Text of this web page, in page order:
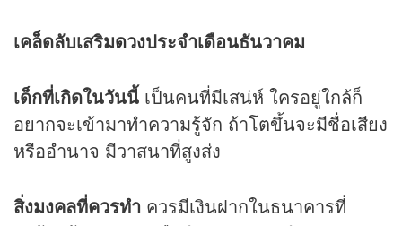
เคล็ดลับเสริมดวงประจำเดือนธันวาคม
เด็กที่เกิดในวันนี้ เป็นคนที่มีเสน่ห์ ใครอยู่ใกล้ก็
อยากจะเข้ามาทำความรู้จัก ถ้าโตขึ้นจะมีชื่อเสียง
หรืออำนาจ มีวาสนาที่สูงส่ง
สิ่งมงคลที่ควรทำ ควรมีเงินฝากในธนาคารที่